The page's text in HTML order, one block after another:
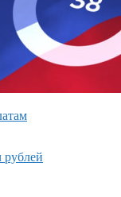
рублей